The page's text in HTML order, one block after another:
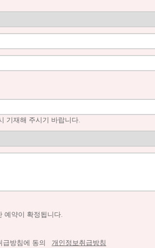
기재해 주시기 바랍니다.
예약이 확정됩니다.
급방침에 동의 개인정보취급방침